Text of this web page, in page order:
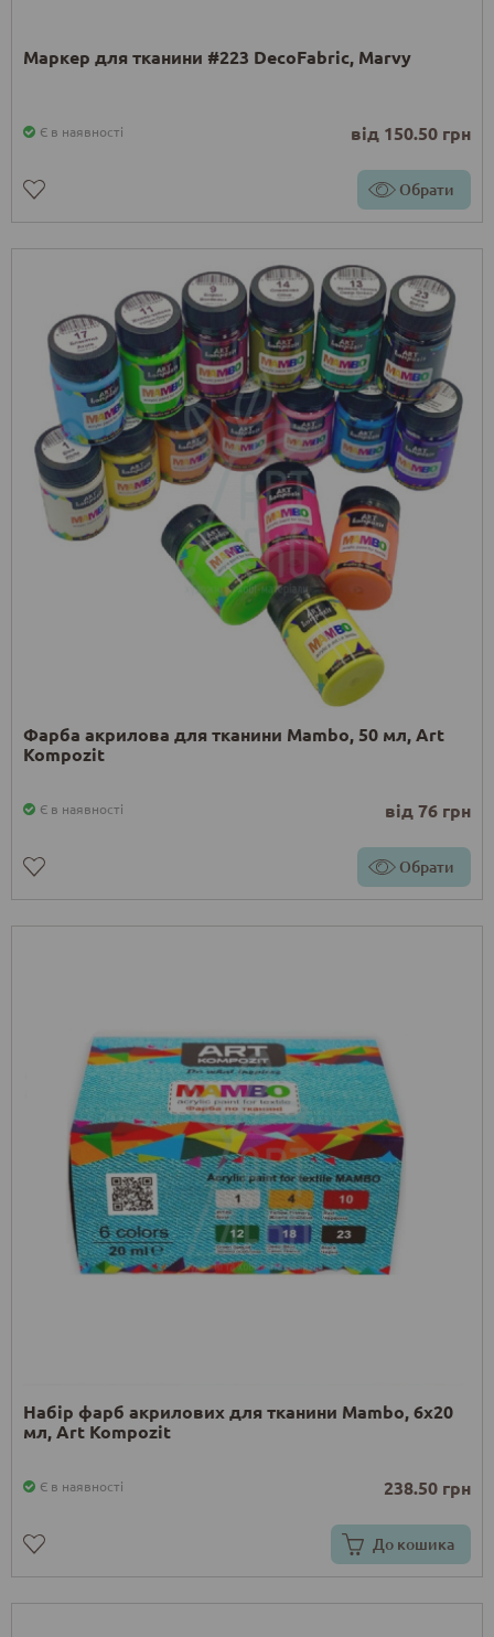
Маркер для тканини #223 DecoFabric, Marvy
Є в наявності від 150.50 грн
Обрати
Фарба акрилова для тканини Mambo, 50 мл, Art
Kompozit
Є в наявності від 76 грн
Обрати
Набір фарб акрилових для тканини Mambo, 6х20
мл, Art Kompozit
Є в наявності 238.50 грн
До кошика